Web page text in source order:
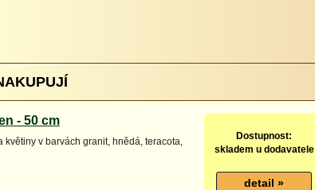
- 50 cm
květiny v barvách granit, hnědá, teracota,
Dostupnost:
skladem u dodavatele